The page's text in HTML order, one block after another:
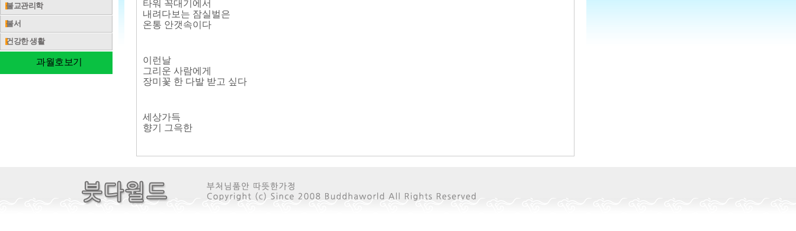
불교관리학
불서
건강한 생활
과월호보기
타워 꼭대기에서
내려다보는 잠실벌은
온통 안갯속이다
이런날
그리운 사람에게
장미꽃 한 다발 받고 싶다
세상가득
향기 그윽한